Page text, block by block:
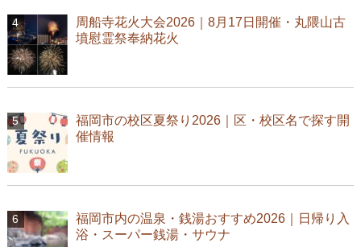
周船寺花火大会2026｜8月17日開催・丸隈山古
墳慰霊祭奉納花火
福岡市の校区夏祭り2026｜区・校区名で探す開
催情報
福岡市内の温泉・銭湯おすすめ2026｜日帰り入
浴・スーパー銭湯・サウナ